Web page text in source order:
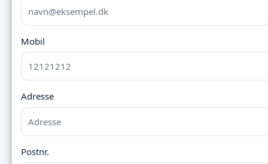
Mobil
Adresse
Postnr.